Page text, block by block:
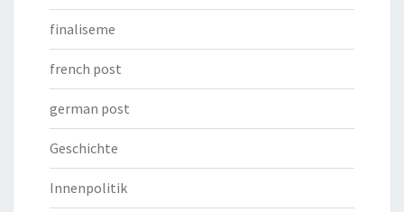
finaliseme
french post
german post
Geschichte
Innenpolitik